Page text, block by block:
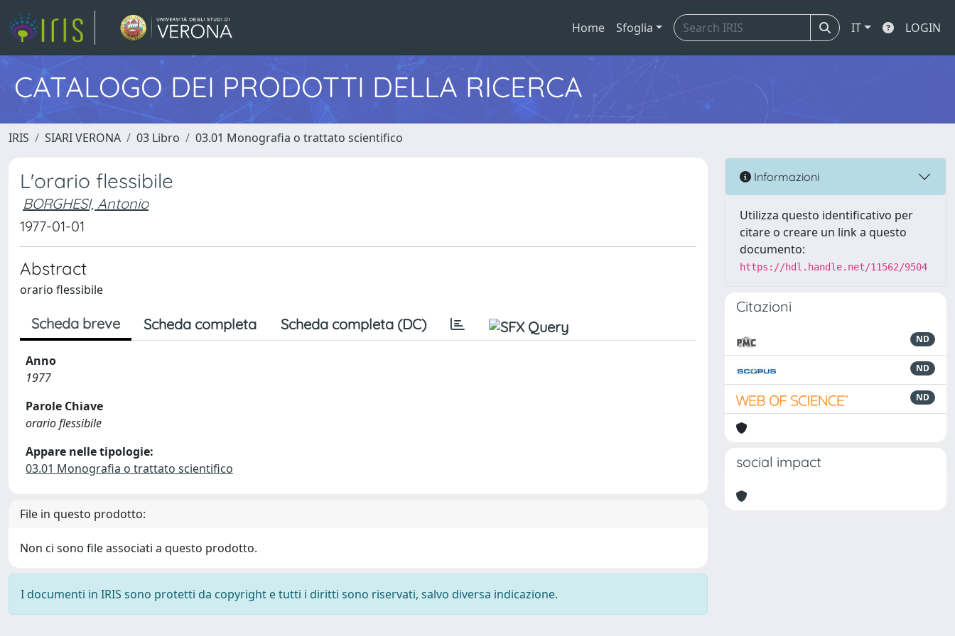
Home Sfoglia IT LOGIN
CATALOGO DEI PRODOTTI DELLA RICERCA
IRIS SIARI VERONA 03 Libro 03.01 Monografia o trattato scientifico
L'orario flessibile
BORGHESI, Antonio
1977-01-01
Abstract
orario flessibile
Scheda breve Scheda completa Scheda completa (DC)
Anno
1977
Parole Chiave
orario flessibile
Appare nelle tipologie:
03.01 Monografia o trattato scientifico
File in questo prodotto:
Non ci sono file associati a questo prodotto.
I documenti in IRIS sono protetti da copyright e tutti i diritti sono riservati, salvo diversa indicazione.
Informazioni
Utilizza questo identificativo per
citare o creare un link a questo
documento:
https://hdl.handle.net/11562/9504
Citazioni
ND
ND
ND
social impact